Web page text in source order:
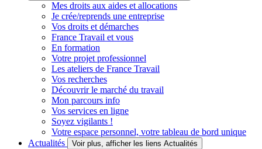
Mes droits aux aides et allocations
Je crée/reprends une entreprise
Vos droits et démarches
France Travail et vous
En formation
Votre projet professionnel
Les ateliers de France Travail
Vos recherches
Découvrir le marché du travail
Mon parcours info
Vos services en ligne
Soyez vigilants !
Votre espace personnel, votre tableau de bord unique
Actualités
Voir plus, afficher les liens Actualités